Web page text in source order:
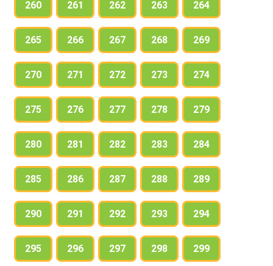
260 261 262 263 264
265 266 267 268 269
270 271 272 273 274
275 276 277 278 279
280 281 282 283 284
285 286 287 288 289
290 291 292 293 294
295 296 297 298 299